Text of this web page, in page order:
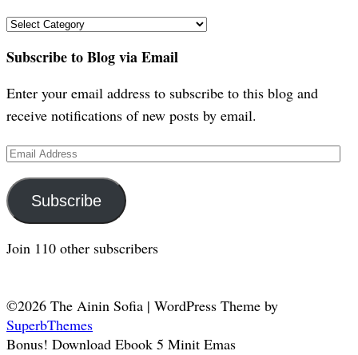
Categories
Subscribe to Blog via Email
Enter your email address to subscribe to this blog and
receive notifications of new posts by email.
Email
Address
Subscribe
Join 110 other subscribers
©2026 The Ainin Sofia | WordPress Theme by
SuperbThemes
Bonus! Download Ebook 5 Minit Emas